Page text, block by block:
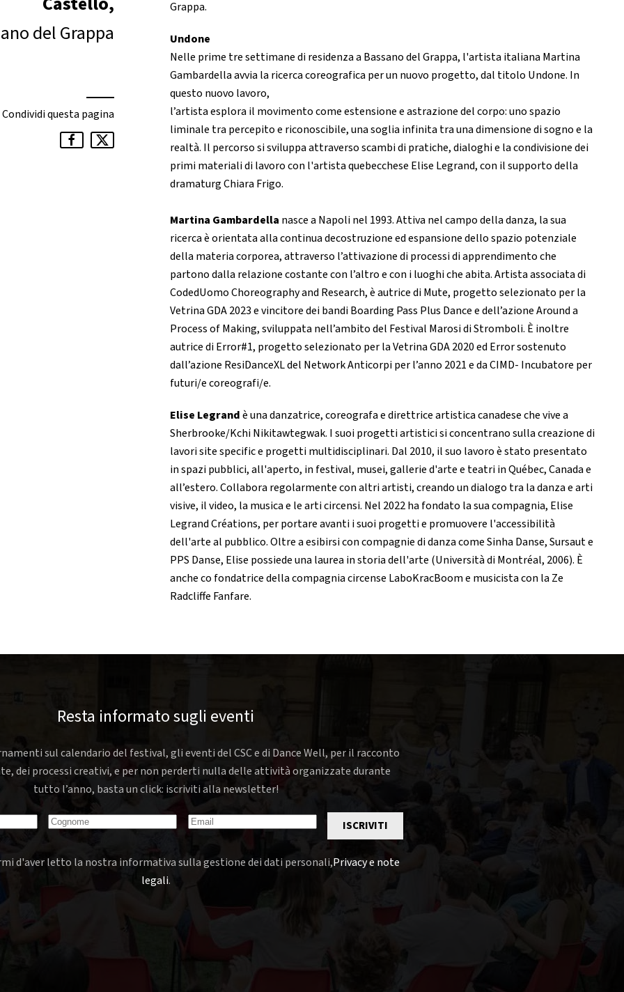
del Grappa
Condividi questa pagina
Grappa.
Undone
Nelle prime tre settimane di residenza a Bassano del Grappa, l'artista italiana Martina
Gambardella avvia la ricerca coreografica per un nuovo progetto, dal titolo Undone. In
questo nuovo lavoro,
l’artista esplora il movimento come estensione e astrazione del corpo: uno spazio
liminale tra percepito e riconoscibile, una soglia infinita tra una dimensione di sogno e la
realtà. Il percorso si sviluppa attraverso scambi di pratiche, dialoghi e la condivisione dei
primi materiali di lavoro con l'artista quebecchese Elise Legrand, con il supporto della
dramaturg Chiara Frigo.
Martina Gambardella nasce a Napoli nel 1993. Attiva nel campo della danza, la sua
ricerca è orientata alla continua decostruzione ed espansione dello spazio potenziale
della materia corporea, attraverso l’attivazione di processi di apprendimento che
partono dalla relazione costante con l’altro e con i luoghi che abita. Artista associata di
CodedUomo Choreography and Research, è autrice di Mute, progetto selezionato per la
Vetrina GDA 2023 e vincitore dei bandi Boarding Pass Plus Dance e dell’azione Around a
Process of Making, sviluppata nell’ambito del Festival Marosi di Stromboli. È inoltre
autrice di Error#1, progetto selezionato per la Vetrina GDA 2020 ed Error sostenuto
dall’azione ResiDanceXL del Network Anticorpi per l’anno 2021 e da CIMD- Incubatore per
futuri/e coreografi/e.
Elise Legrandè una danzatrice, coreografa e direttrice artistica canadese che vive a
Sherbrooke/Kchi Nikitawtegwak. I suoi progetti artistici si concentrano sulla creazione di
lavori site specific e progetti multidisciplinari. Dal 2010, il suo lavoro è stato presentato
in spazi pubblici, all'aperto, in festival, musei, gallerie d'arte e teatri in Québec, Canada e
all’estero. Collabora regolarmente con altri artisti, creando un dialogo tra la danza e arti
visive, il video, la musica e le arti circensi. Nel 2022 ha fondato la sua compagnia, Elise
Legrand Créations, per portare avanti i suoi progetti e promuovere l'accessibilità
dell'arte al pubblico. Oltre a esibirsi con compagnie di danza come Sinha Danse, Sursaut e
PPS Danse, Elise possiede una laurea in storia dell'arte (Università di Montréal, 2006). È
anche co fondatrice della compagnia circense LaboKracBoom e musicista con la Ze
Radcliffe Fanfare.
Resta informato sugli eventi
sul calendario del festival, gli eventi del CSC e di Dance Well, per il racconto
dei processi creativi, e per non perderti nulla delle attività organizzate durante
tutto l’anno, basta un click: iscriviti alla newsletter!
ISCRIVITI
d'aver letto la nostra informativa sulla gestione dei dati personali,Privacy e note
legali.